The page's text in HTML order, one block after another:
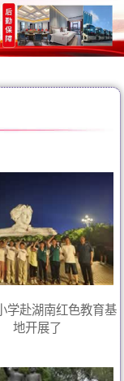
学赴湖南红色教育基
地开展了